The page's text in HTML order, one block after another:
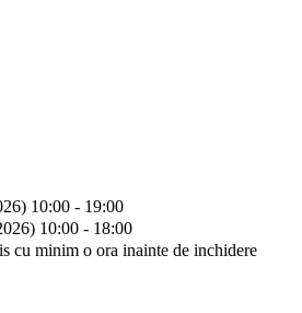
10:00 - 19:00
10:00 - 18:00
cu minim o ora inainte de inchidere